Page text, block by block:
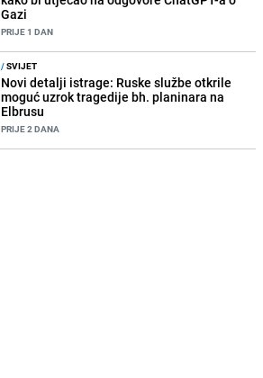
Gazi
PRIJE 1 DAN
/SVIJET
Novi detalji istrage: Ruske službe otkrile
moguć uzrok tragedije bh. planinara na
Elbrusu
PRIJE 2 DANA